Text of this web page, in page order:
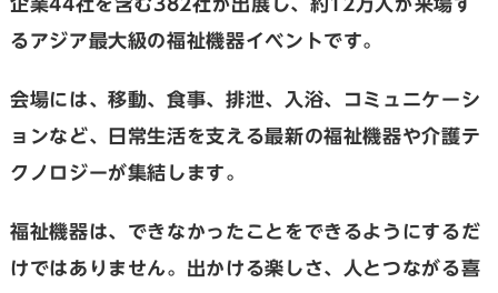
企業44社を含む382社が出展し、約12万人が来場す
るアジア最大級の福祉機器イベントです。
会場には、移動、食事、排泄、入浴、コミュニケーシ
ョンなど、日常生活を支える最新の福祉機器や介護テ
クノロジーが集結します。
福祉機器は、できなかったことをできるようにするだ
けではありません。出かける楽しさ、人とつながる喜